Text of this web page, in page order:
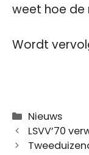
weet hoe de
Wordt
Categorieën
Nieuws
LSVV’70